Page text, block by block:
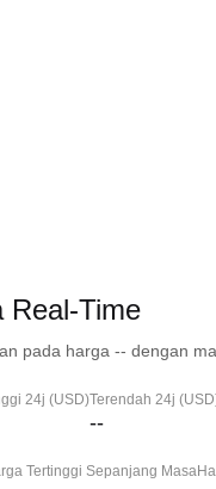
Real-Time
pada harga -- dengan
24j (USD)Terendah 24j
--
Tertinggi Sepanjang Masa